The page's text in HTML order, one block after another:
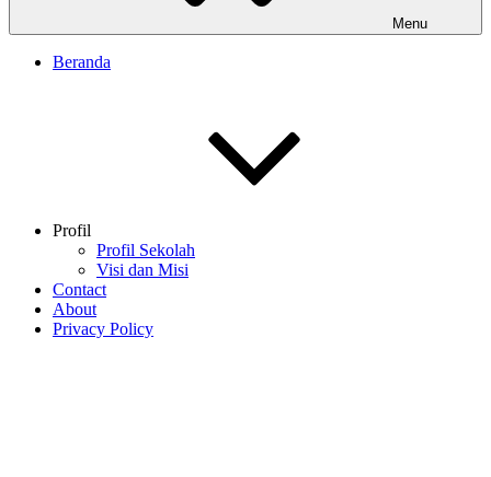
Menu
Beranda
Profil
Profil Sekolah
Visi dan Misi
Contact
About
Privacy Policy